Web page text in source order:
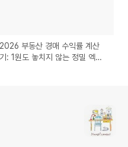
2026 부동산 경매 수익률 계산
기: 1원도 놓치지 않는 정밀 엑시